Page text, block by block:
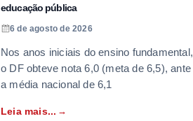
educação pública
6 de agosto de 2026
Nos anos iniciais do ensino fundamental,
o DF obteve nota 6,0 (meta de 6,5), ante
a média nacional de 6,1
Leia mais...